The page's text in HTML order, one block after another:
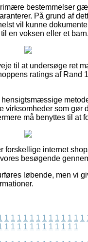
bestemmelser
På grund af
vil kunne
en voksen eller et barn.
til at undersøge ret
ratings af Rand
som gør
må benyttes til at
internet
besøgende
løbende, men vi
1 1 1 1 1 1 1 1 1 1 1 1 1
1 1 1 1 1 1 1 1 1 1 1 1